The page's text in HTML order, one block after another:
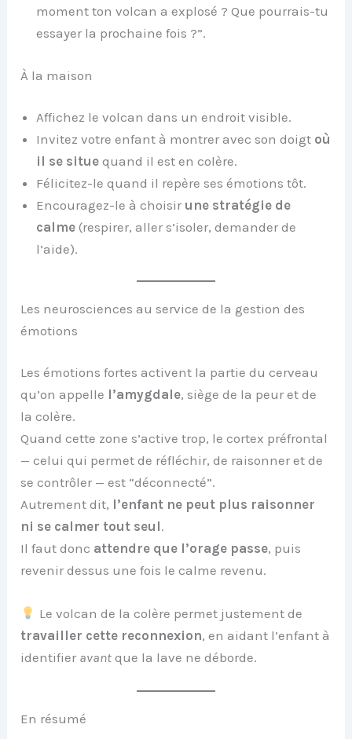
moment ton volcan a explosé ? Que pourrais-tu
essayer la prochaine fois ?”.
À la maison
Affichez le volcan dans un endroit visible.
Invitez votre enfant à montrer avec son doigt où
il se situe quand il est en colère.
Félicitez-le quand il repère ses émotions tôt.
Encouragez-le à choisir une stratégie de
calme (respirer, aller s’isoler, demander de
l’aide).
Les neurosciences au service de la gestion des
émotions
Les émotions fortes activent la partie du cerveau
qu’on appelle l’amygdale, siège de la peur et de
la colère.
Quand cette zone s’active trop, le cortex préfrontal
— celui qui permet de réfléchir, de raisonner et de
se contrôler — est “déconnecté”.
Autrement dit, l’enfant ne peut plus raisonner
ni se calmer tout seul.
Il faut donc attendre que l’orage passe, puis
revenir dessus une fois le calme revenu.
Le volcan de la colère permet justement de
travailler cette reconnexion, en aidant l’enfant à
identifier avant que la lave ne déborde.
En résumé